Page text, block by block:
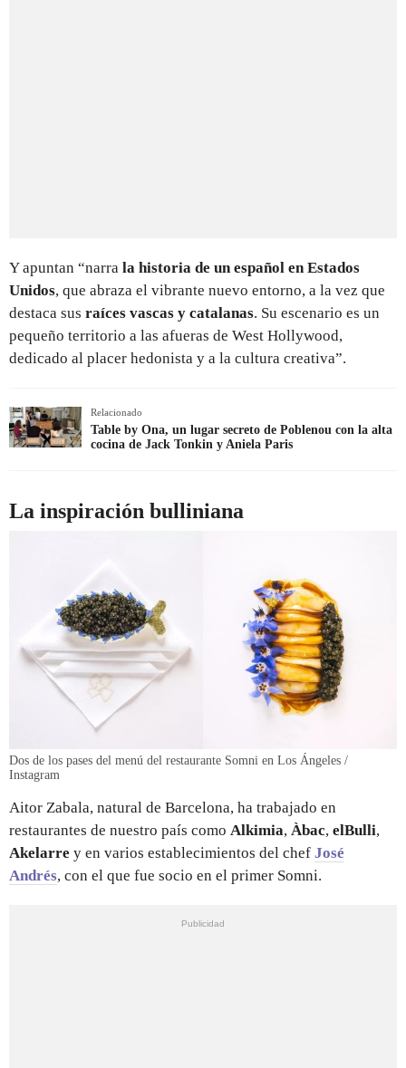
Y apuntan “narra la historia de un español en Estados
Unidos, que abraza el vibrante nuevo entorno, a la vez que
destaca sus raíces vascas y catalanas. Su escenario es un
pequeño territorio a las afueras de West Hollywood,
dedicado al placer hedonista y a la cultura creativa”.
Relacionado
Table by Ona, un lugar secreto de Poblenou con la alta
cocina de Jack Tonkin y Aniela Paris
La inspiración bulliniana
Dos de los pases del menú del restaurante Somni en Los Ángeles /
Instagram
Aitor Zabala, natural de Barcelona, ha trabajado en
restaurantes de nuestro país como Alkimia, Àbac, elBulli,
Akelarre y en varios establecimientos del chef José
Andrés, con el que fue socio en el primer Somni.